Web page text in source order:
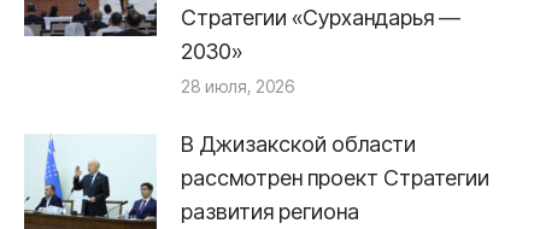
Стратегии «Сурхандарья —
2030»
28 июля, 2026
В Джизакской области
рассмотрен проект Стратегии
развития региона